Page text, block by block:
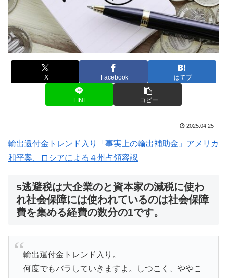
X Facebook はてブ
LINE コピー
2025.04.25
輸出還付金トレンド入り「事実上の輸出補助金」アメリカ
和平案、ロシアによる４州占領容認
s逃避税は大企業のと資本家の減税に使わ
れ社会保障には使われているのは社会保障
費を集める経費の数分の1です。
輸出還付金トレンド入り。
何度でもバラしていきますよ。しつこく、ややこ